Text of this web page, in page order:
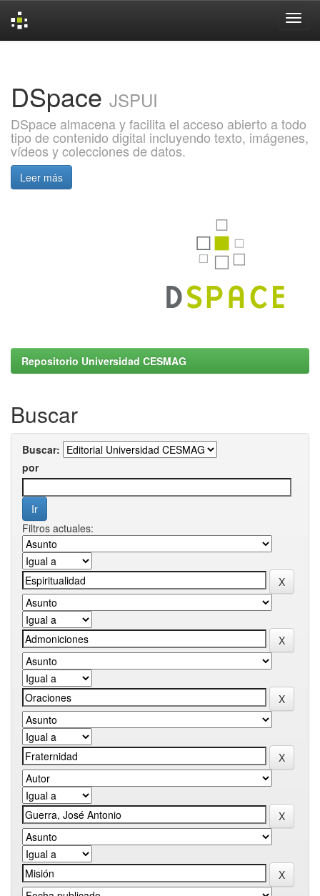
DSpace JSPUI
DSpace almacena y facilita el acceso abierto a todo
tipo de contenido digital incluyendo texto, imágenes,
vídeos y colecciones de datos.
Leer más
Repositorio Universidad CESMAG
Buscar
Buscar:
por
Filtros actuales: